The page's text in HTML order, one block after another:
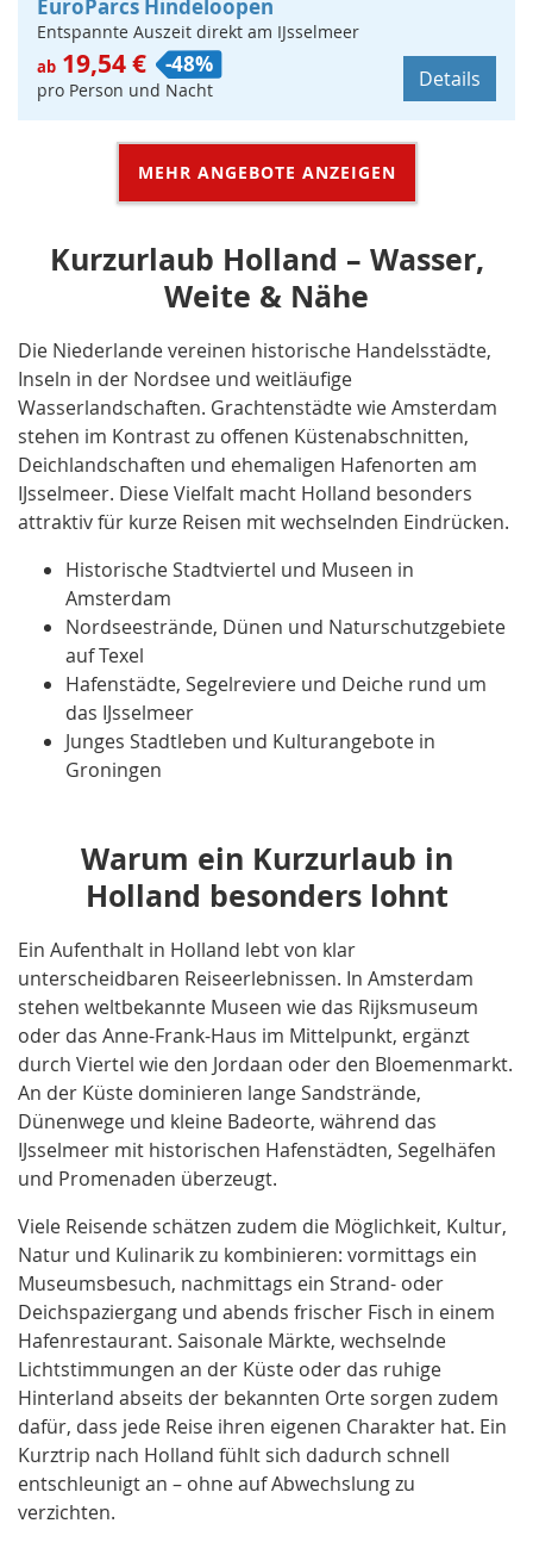
EuroParcs Hindeloopen
Entspannte Auszeit direkt am IJsselmeer
ab 19,54 € -48%
pro Person und Nacht Details
MEHR ANGEBOTE ANZEIGEN
Kurzurlaub Holland – Wasser,
Weite & Nähe
Die Niederlande vereinen historische Handelsstädte,
Inseln in der Nordsee und weitläufige
Wasserlandschaften. Grachtenstädte wie Amsterdam
stehen im Kontrast zu offenen Küstenabschnitten,
Deichlandschaften und ehemaligen Hafenorten am
IJsselmeer. Diese Vielfalt macht Holland besonders
attraktiv für kurze Reisen mit wechselnden Eindrücken.
Historische Stadtviertel und Museen in
Amsterdam
Nordseestrände, Dünen und Naturschutzgebiete
auf Texel
Hafenstädte, Segelreviere und Deiche rund um
das IJsselmeer
Junges Stadtleben und Kulturangebote in
Groningen
Warum ein Kurzurlaub in
Holland besonders lohnt
Ein Aufenthalt in Holland lebt von klar
unterscheidbaren Reiseerlebnissen. In Amsterdam
stehen weltbekannte Museen wie das Rijksmuseum
oder das Anne-Frank-Haus im Mittelpunkt, ergänzt
durch Viertel wie den Jordaan oder den Bloemenmarkt.
An der Küste dominieren lange Sandstrände,
Dünenwege und kleine Badeorte, während das
IJsselmeer mit historischen Hafenstädten, Segelhäfen
und Promenaden überzeugt.
Viele Reisende schätzen zudem die Möglichkeit, Kultur,
Natur und Kulinarik zu kombinieren: vormittags ein
Museumsbesuch, nachmittags ein Strand- oder
Deichspaziergang und abends frischer Fisch in einem
Hafenrestaurant. Saisonale Märkte, wechselnde
Lichtstimmungen an der Küste oder das ruhige
Hinterland abseits der bekannten Orte sorgen zudem
dafür, dass jede Reise ihren eigenen Charakter hat. Ein
Kurztrip nach Holland fühlt sich dadurch schnell
entschleunigt an – ohne auf Abwechslung zu
verzichten.